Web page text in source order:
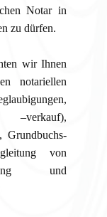
Notar in
zu dürfen.
wir Ihnen
notariellen
–verkauf),
Grundbuchs-
von
und